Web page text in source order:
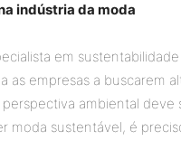
indústria da moda
em
as empresas a buscarem
ambiental
moda sustentável, é